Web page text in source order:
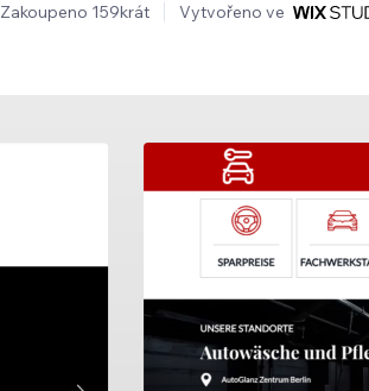
Zakoupeno 159krát Vytvořeno ve